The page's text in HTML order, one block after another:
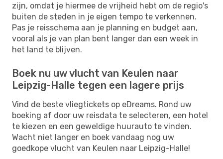
zijn, omdat je hiermee de vrijheid hebt om de regio's
buiten de steden in je eigen tempo te verkennen.
Pas je reisschema aan je planning en budget aan,
vooral als je van plan bent langer dan een week in
het land te blijven.
Boek nu uw vlucht van Keulen naar
Leipzig-Halle tegen een lagere prijs
Vind de beste vliegtickets op eDreams. Rond uw
boeking af door uw reisdata te selecteren, een hotel
te kiezen en een geweldige huurauto te vinden.
Wacht niet langer en boek vandaag nog uw
goedkope vlucht van Keulen naar Leipzig-Halle!